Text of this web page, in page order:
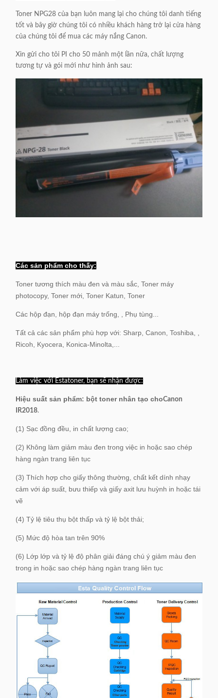
Toner NPG28 của bạn luôn mang lại cho chúng tôi danh tiếng
tốt và bây giờ chúng tôi có nhiều khách hàng trở lại cửa hàng
của chúng tôi để mua các máy nắng Canon.
Xin gửi cho tôi PI cho 50 mảnh một lần nữa, chất lượng
tương tự và gói mới như hình ảnh sau:
Các sản phẩm cho thấy:
Toner tương thích màu đen và màu sắc, Toner máy
photocopy, Toner mới, Toner Katun, Toner
Các hộp đạn, hộp đạn máy trống, , Phụ tùng...
Tất cả các sản phẩm phù hợp với: Sharp, Canon, Toshiba, ,
Ricoh, Kyocera, Konica-Minolta,...
Làm việc với Estatoner, bạn sẽ nhận được:
Hiệu suất sản phẩm: bột toner nhân tạo choCanon
IR2018.
(1) Sạc đồng đều, in chất lượng cao;
(2) Không làm giảm màu đen trong việc in hoặc sao chép
hàng ngàn trang liên tục
(3) Thích hợp cho giấy thông thường, chất kết dính nhạy
cảm với áp suất, bưu thiếp và giấy axit lưu huỳnh in hoặc tái
vẽ
(4) Tỷ lệ tiêu thụ bột thấp và tỷ lệ bột thải;
(5) Mức độ hòa tan trên 90%
(6) Lớp lớp và tỷ lệ độ phân giải đáng chú ý giảm màu đen
trong in hoặc sao chép hàng ngàn trang liên tục